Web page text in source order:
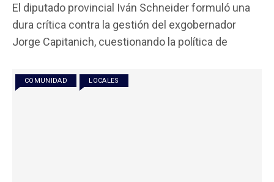
ce
b
o
k
tt
er
at
s
A
p
p
ail m
p
El diputado provincial Iván Schneider formuló una
dura crítica contra la gestión del exgobernador
Jorge Capitanich, cuestionando la política de
COMUNIDAD LOCALES